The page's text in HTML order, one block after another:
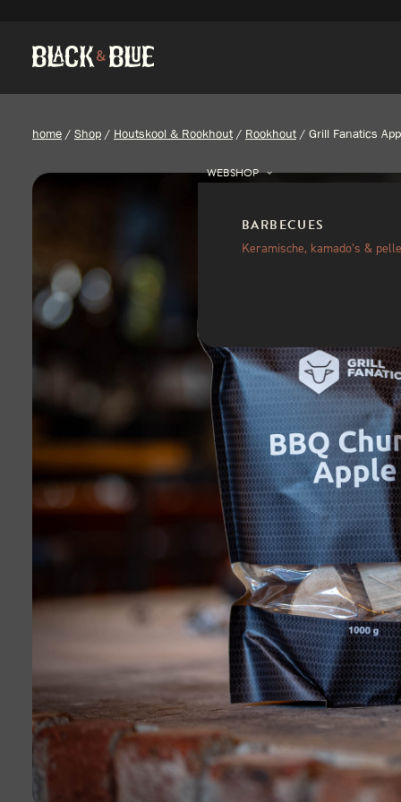
WEBSHOP
BARBECUES
Keramische, kamado’s &
home / Shop / Houtskool & Rookhout / Rookhout / Grill Fanatics